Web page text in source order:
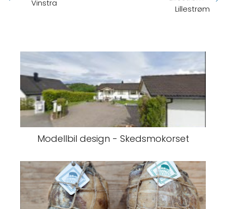
Vinstra
Lillestrøm
Modellbil design - Skedsmokorset